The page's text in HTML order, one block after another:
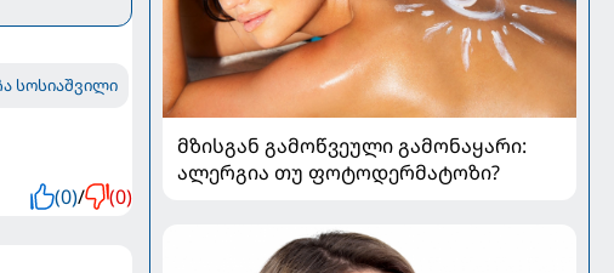
სოსიაშვილი
(0)/ (0)
მზისგან გამოწვეული გამონაყარი:
ალერგია თუ ფოტოდერმატოზი?